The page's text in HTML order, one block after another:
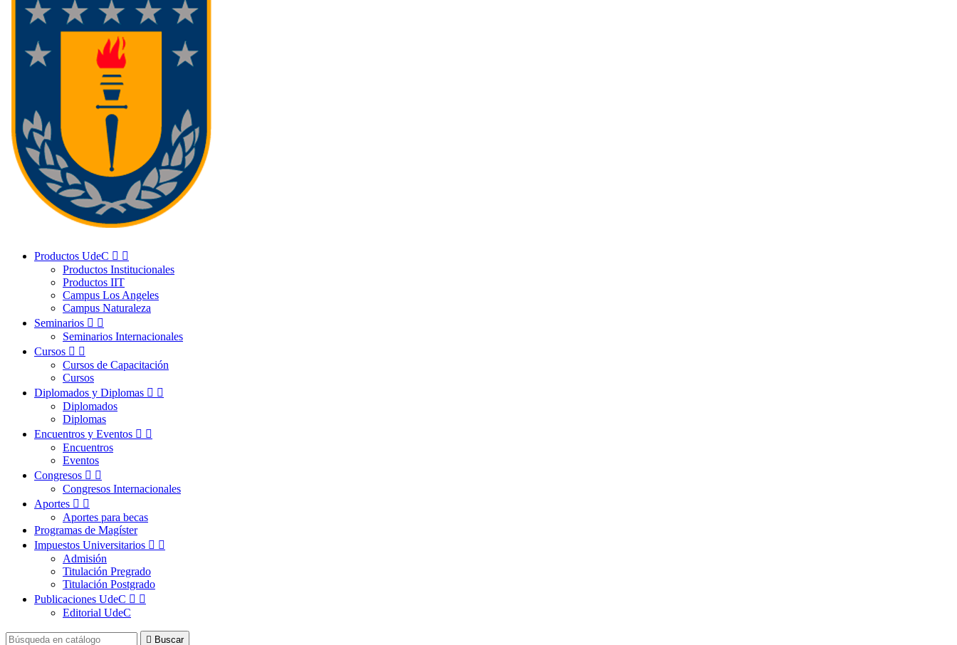
Productos UdeC  
Productos Institucionales
Productos IIT
Campus Los Angeles
Campus Naturaleza
Seminarios  
Seminarios Internacionales
Cursos  
Cursos de Capacitación
Cursos
Diplomados y Diplomas  
Diplomados
Diplomas
Encuentros y Eventos  
Encuentros
Eventos
Congresos  
Congresos Internacionales
Aportes  
Aportes para becas
Programas de Magíster
Impuestos Universitarios  
Admisión
Titulación Pregrado
Titulación Postgrado
Publicaciones UdeC  
Editorial UdeC
 Buscar